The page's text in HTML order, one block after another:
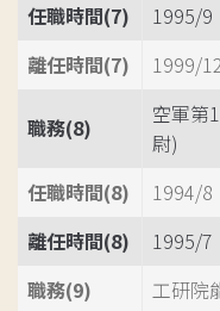
任職時間(7)
1995/9
離任時間(7)
1999/
職務(8)
空軍第
尉)
任職時間(8)
1994/8
離任時間(8)
1995/7
職務(9)
工研院